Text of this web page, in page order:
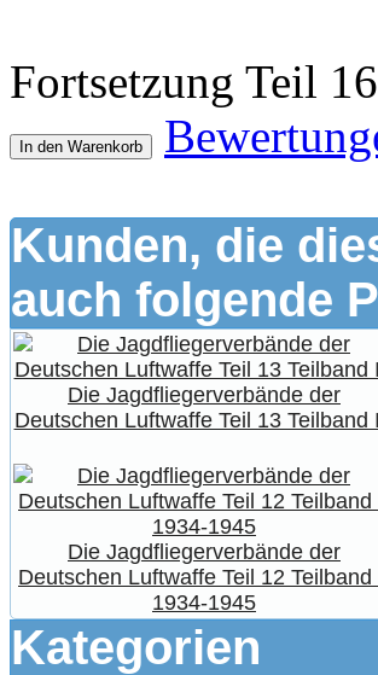
Fortsetzung Teil
In den Warenkorb
Kunden, die
auch folgende
Die Jagdfliegerverbände der
Deutschen Luftwaffe Teil 13 Teilband
Die Jagdfliegerverbände der
Deutschen Luftwaffe Teil 12 Teilband
1934-1945
Kategorien